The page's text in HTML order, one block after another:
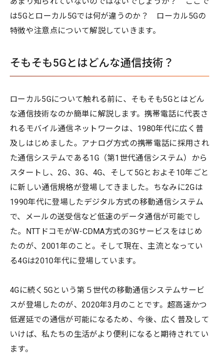
は5Gとローカル5Gでは何が違うのか？ ローカル5Gの
特徴や注意点について解説していきます。
そもそも5Gとはどんな通信技術？
ローカル5Gについて触れる前に、そもそも5Gとはどん
な通信技術なのか簡単に解説します。携帯電話に代表さ
れるモバイル通信ネットワークは、1980年代に広く普
及しはじめました。アナログ方式の携帯電話に採用され
た通信システムである1G（第1世代通信システム）から
スタートし、2G、3G、4G、そして5Gとおよそ10年ごと
に新しい通信規格が登場してきました。ちなみに2Gは
1990年代に登場したデジタル方式の移動通信システム
で、メールの送受信など低速のデータ通信が可能でし
た。NTTドコモがW-CDMA方式の3Gサービスをはじめ
たのが、2001年のこと。そして現在、主流となってい
る4Gは2010年代に登場しています。
4Gに続く5Gという第５世代の移動通信システムサービ
スが登場したのが、2020年3月のことです。超高速かつ
低遅延での通信が可能になるため、今後、広く普及して
いけば、私たちの生活がより便利になると期待されてい
ます。